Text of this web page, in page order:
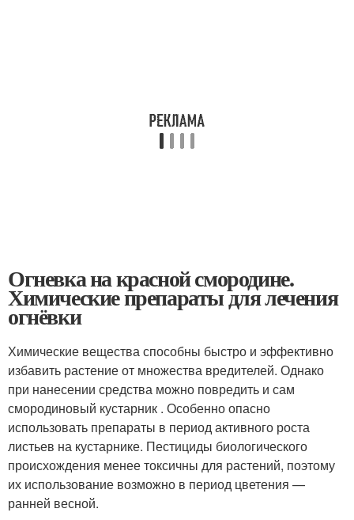
Огневка на красной смородине.
Химические препараты для лечения
огнёвки
Химические вещества способны быстро и эффективно
избавить растение от множества вредителей. Однако
при нанесении средства можно повредить и сам
смородиновый кустарник . Особенно опасно
использовать препараты в период активного роста
листьев на кустарнике. Пестициды биологического
происхождения менее токсичны для растений, поэтому
их использование возможно в период цветения —
ранней весной.